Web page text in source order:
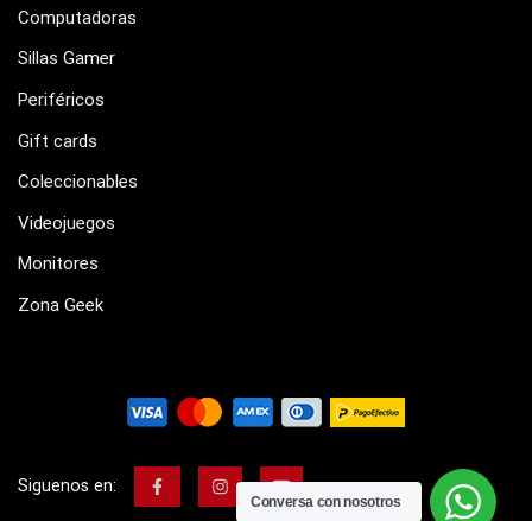
Computadoras
Sillas Gamer
Periféricos
Gift cards
Coleccionables
Videojuegos
Monitores
Zona Geek
Siguenos en:
Conversa con nosotros